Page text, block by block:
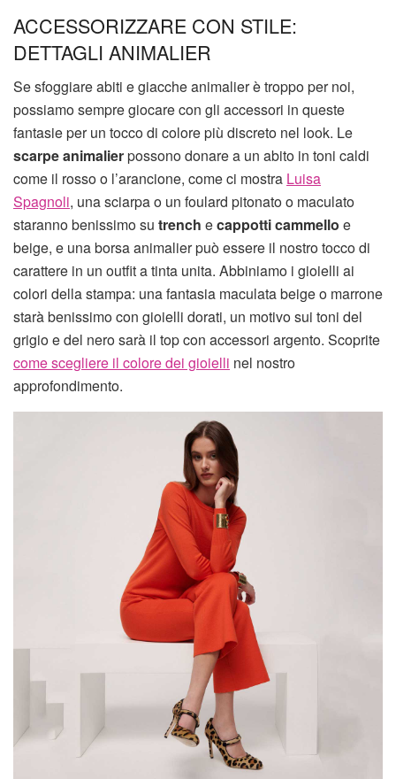
ACCESSORIZZARE CON STILE:
DETTAGLI ANIMALIER
Se sfoggiare abiti e giacche animalier è troppo per noi,
possiamo sempre giocare con gli accessori in queste
fantasie per un tocco di colore più discreto nel look. Le
scarpe animalierpossono donare a un abito in toni caldi
come il rosso o l’arancione, come ci mostra Luisa
Spagnoli, una sciarpa o un foulard pitonato o maculato
staranno benissimo su trench ecappotti cammello e
beige, e una borsa animalier può essere il nostro tocco di
carattere in un outfit a tinta unita. Abbiniamo i gioielli ai
colori della stampa: una fantasia maculata beige o marrone
starà benissimo con gioielli dorati, un motivo sui toni del
grigio e del nero sarà il top con accessori argento. Scoprite
come scegliere il colore dei gioielli nel nostro
approfondimento.